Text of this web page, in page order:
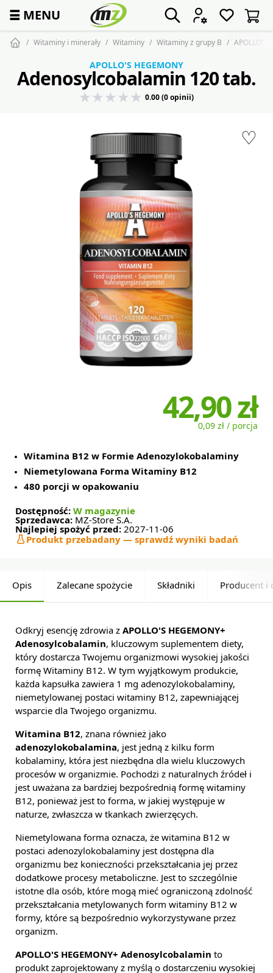
☰ MENU
Witaminy i minerały Witaminy Witaminy z grupy B APOLLO'S
♡
APOLLO'S HEGEMONY
Adenosylcobalamin 120 tab.
0.00 (0 opinii)
42,90 zł
0,09 zł / porcja
Witamina B12 w Formie Adenozylokobalaminy
Niemetylowana Forma Witaminy B12
480 porcji w opakowaniu
Dostępność: W magazynie
Sprzedawca: MZ-Store S.A.
Najlepiej spożyć przed: 2027-11-06
Produkt przebadany — sprawdź wyniki badań
Opis Zalecane spożycie Składniki Producent i
Odkryj esencję zdrowia z APOLLO'S HEGEMONY+
Adenosylcobalamin, kluczowym suplementem diety,
który dostarcza Twojemu organizmowi wysokiej jakości
formę Witaminy B12. W tym wyjątkowym produkcie,
każda kapsułka zawiera 1 mg adenozylokobalaminy,
niemetylowanej postaci witaminy B12, zapewniającej
wsparcie dla Twojego organizmu.
Witamina B12, znana również jako
adenozylokobalamina, jest jedną z kilku form
kobalaminy, która jest niezbędna dla wielu kluczowych
procesów w organizmie. Pochodzi z naturalnych źródeł i
jest uważana za bardziej bezpośrednią formę witaminy
B12, ponieważ jest to forma, w jakiej występuje w
naturze, zwłaszcza w tkankach zwierzęcych.
Niemetylowana forma oznacza, że witamina B12 w
postaci adenozylokobalaminy jest dostępna dla
organizmu bez konieczności przekształcania jej przez
dodatkowe procesy metaboliczne. Jest to szczególnie
istotne dla osób, które mogą mieć ograniczoną zdolność
przekształcania metylowanych form witaminy B12 w
formy, które są bezpośrednio wykorzystywane przez
organizm.
APOLLO'S HEGEMONY+ Adenosylcobalamin to
produkt zaprojektowany z myślą o dostarczeniu wysokiej